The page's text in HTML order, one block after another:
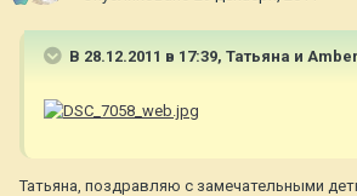
В 28.12.2011 в 17:39, Татьяна и
Татьяна, поздравляю с замечательными